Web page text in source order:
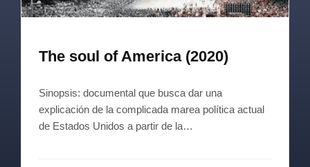
The soul of America (2020)
Sinopsis: documental que busca dar una
explicación de la complicada marea política actual
de Estados Unidos a partir de la…